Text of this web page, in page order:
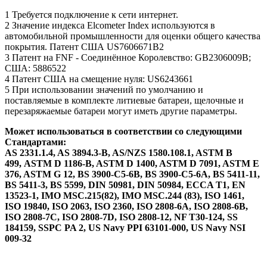
1 Требуется подключение к сети интернет.
2 Значение индекса Elcometer Index используются в
автомобильной промышленности для оценки общего качества
покрытия. Патент США US7606671B2
3 Патент на FNF - Соединённое Королевство: GB2306009B;
США: 5886522
4 Патент США на смещение нуля: US6243661
5 При использовании значений по умолчанию и
поставляемые в комплекте литиевые батареи, щелочные и
перезаряжаемые батареи могут иметь другие параметры.
Может использоваться в соответствии со следующими
Стандартами:
AS 2331.1.4, AS 3894.3-B, AS/NZS 1580.108.1, ASTM B
499, ASTM D 1186-B, ASTM D 1400, ASTM D 7091, ASTM E
376, ASTM G 12, BS 3900-C5-6B, BS 3900-C5-6A, BS 5411-11,
BS 5411-3, BS 5599, DIN 50981, DIN 50984, ECCA T1, EN
13523-1, IMO MSC.215(82), IMO MSC.244 (83), ISO 1461,
ISO 19840, ISO 2063, ISO 2360, ISO 2808-6A, ISO 2808-6B,
ISO 2808-7C, ISO 2808-7D, ISO 2808-12, NF T30-124, SS
184159, SSPC PA 2, US Navy PPI 63101-000, US Navy NSI
009-32